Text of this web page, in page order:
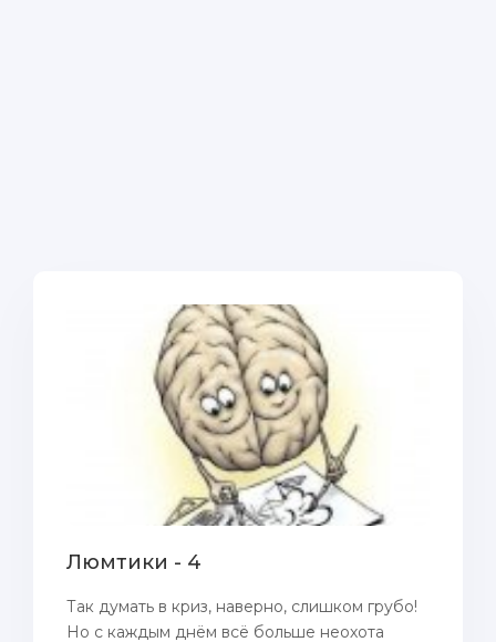
Люмтики - 4
Так думать в криз, наверно, слишком грубо!
Но с каждым днём всё больше неохота